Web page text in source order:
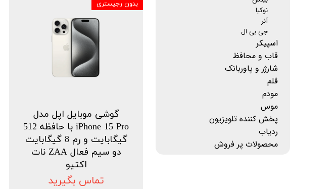
گوشی موبایل اپل مدل
iPhone 15 Pro با حافظه 512
گیگابایت و رم 8 گیگابایت
دو سیم فعال ZAA نات
اکتیو
تماس بگیرید
بدون رجیستری
نوکیا
آنر
جی بی ال
اسپیکر
قاب و محافظ
شارژر و پاوربانک
قلم
مودم
موس
پخش کننده تلویزیون
ردیاب
محصولات پر فروش